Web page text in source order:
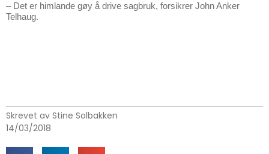
– Det er himlande gøy å drive sagbruk, forsikrer John Anker
Telhaug.
Skrevet av Stine Solbakken
14/03/2018